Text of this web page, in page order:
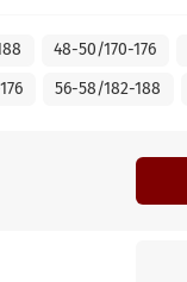
48-50/170-176
56-58/182-188